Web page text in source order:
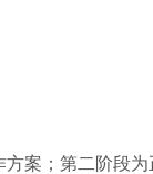
案；第二阶段为